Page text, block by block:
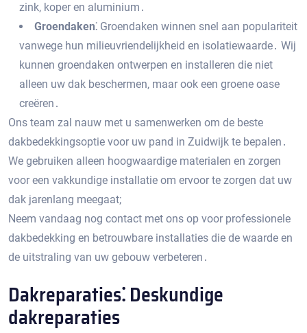
zink‚ koper en aluminium․
Groendaken⁚ Groendaken winnen snel aan populariteit
vanwege hun milieuvriendelijkheid en isolatiewaarde․ Wij
kunnen groendaken ontwerpen en installeren die niet
alleen uw dak beschermen‚ maar ook een groene oase
creëren․
Ons team zal nauw met u samenwerken om de beste
dakbedekkingsoptie voor uw pand in Zuidwijk te bepalen․
We gebruiken alleen hoogwaardige materialen en zorgen
voor een vakkundige installatie om ervoor te zorgen dat uw
dak jarenlang meegaat;
Neem vandaag nog contact met ons op voor professionele
dakbedekking en betrouwbare installaties die de waarde en
de uitstraling van uw gebouw verbeteren․
Dakreparaties⁚ Deskundige
dakreparaties